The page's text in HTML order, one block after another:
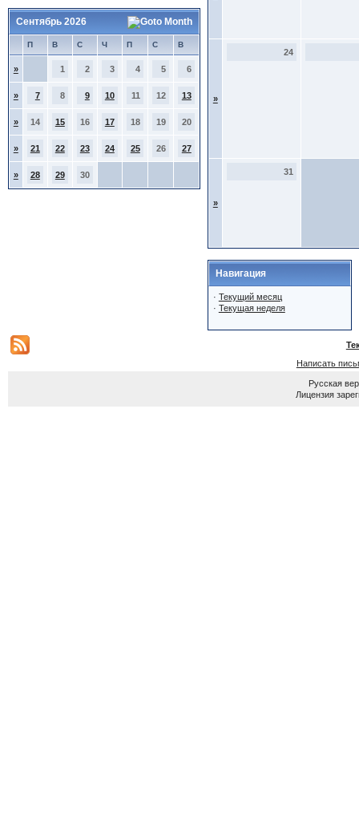
Сентябрь 2026
П В С Ч П С В
» 1 2 3 4 5 6
» 7 8 9 10 11 12 13
» 14 15 16 17 18 19 20
» 21 22 23 24 25 26 27
» 28 29 30
»
24
»
31
Навигация
· Текущий месяц
· Текущая неделя
Написать
Русская
Лицензия